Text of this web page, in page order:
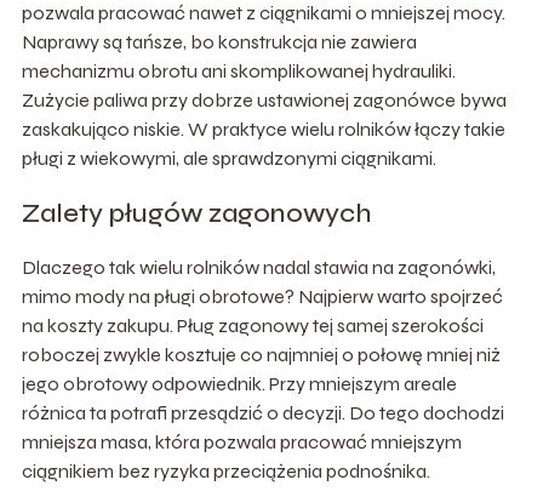
pozwala pracować nawet z ciągnikami o mniejszej mocy.
Naprawy są tańsze, bo konstrukcja nie zawiera
mechanizmu obrotu ani skomplikowanej hydrauliki.
Zużycie paliwa przy dobrze ustawionej zagonówce bywa
zaskakująco niskie. W praktyce wielu rolników łączy takie
pługi z wiekowymi, ale sprawdzonymi ciągnikami.
Zalety pługów zagonowych
Dlaczego tak wielu rolników nadal stawia na zagonówki,
mimo mody na pługi obrotowe? Najpierw warto spojrzeć
na koszty zakupu. Pług zagonowy tej samej szerokości
roboczej zwykle kosztuje co najmniej o połowę mniej niż
jego obrotowy odpowiednik. Przy mniejszym areale
różnica ta potrafi przesądzić o decyzji. Do tego dochodzi
mniejsza masa, która pozwala pracować mniejszym
ciągnikiem bez ryzyka przeciążenia podnośnika.